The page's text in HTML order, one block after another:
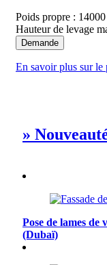
Poids propre :
Hauteur de levage
Demande
En savoir plus sur le
»
Pose de lames de
(Dubaï)